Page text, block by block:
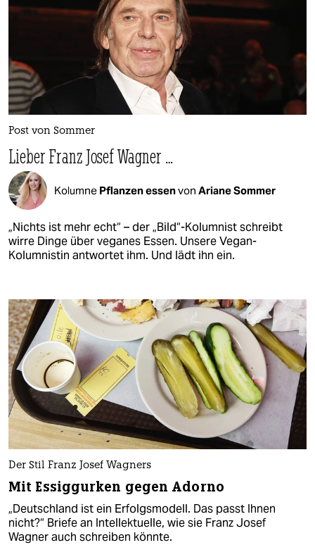
Post von Sommer
Lieber Franz Josef Wagner …
Kolumne Pflanzen essenvon Ariane Sommer
„Nichts ist mehr echt“ – der „Bild“-Kolumnist schreibt
wirre Dinge über veganes Essen. Unsere Vegan-
Kolumnistin antwortet ihm. Und lädt ihn ein.
Der Stil Franz Josef Wagners
Mit Essiggurken gegen Adorno
„Deutschland ist ein Erfolgsmodell. Das passt Ihnen
nicht?“ Briefe an Intellektuelle, wie sie Franz Josef
Wagner auch schreiben könnte.